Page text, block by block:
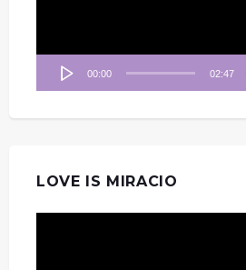
00:00 02:47
LOVE IS MIRACIO